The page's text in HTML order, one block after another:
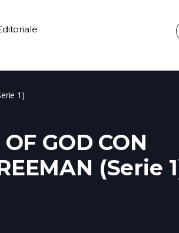
1)
GOD CON
(Serie